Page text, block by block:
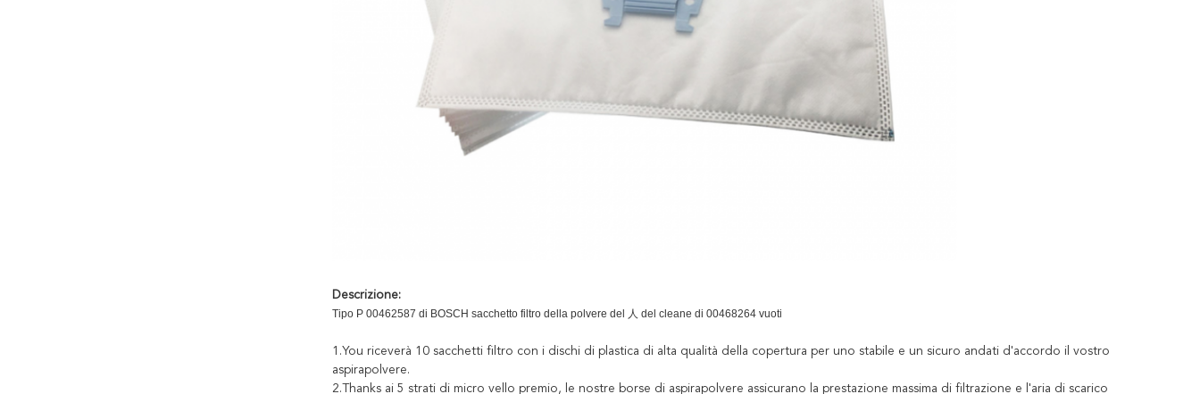
Descrizione:
Tipo P 00462587 di BOSCH sacchetto filtro della polvere del 人 del cleane di 00468264 vuoti
1.You riceverà 10 sacchetti filtro con i dischi di plastica di alta qualità della copertura per uno stabile e un sicuro andati d'accordo il vostro
aspirapolvere.
2.Thanks ai 5 strati di micro vello premio, le nostre borse di aspirapolvere assicurano la prestazione massima di filtrazione e l'aria di scarico